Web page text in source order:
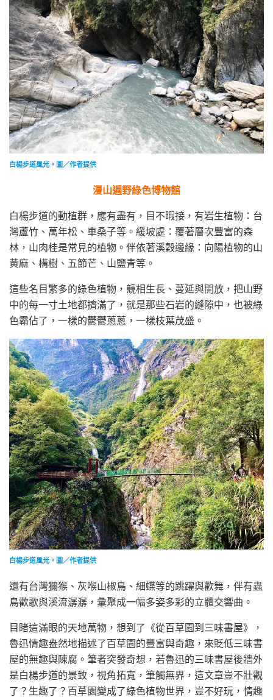
白楊步道風光。圖／作者提供
漫山遍野綠色博物館
白楊步道的動植群，應有盡有，目不暇接，有岩生植物：台
灣蘆竹、萬年松、車桑子等。緩坡處：覆著層次豐富的森
林，山肉桂是常見的植物。伴依著溪穀邊緣：向陽植物的山
黃麻、構樹、五節芒、山鹽青等。
這些名目繁多的綠色植物，競相生長、蔓延與開放，把山野
中的每一寸土地都擠滿了，就是那些石岩的縫隙中，也被綠
色霸佔了，一樣的鬱鬱蔥蔥，一樣枝葉茂盛。
白楊步道風光。圖／作者提供
還有台灣獮猴、灰喉山椒鳥、細蝶等的跳躍與歡舞，伴有蟲
鳥歡歌與溪流潺潺，彙聚成一幅多姿多彩的立體交響曲。
目睹這滿眼的天地萬物，想到了《從百草園到三味書屋》，
魯迅情趣盎然地描述了百草園的豐富與奇趣，來貶低三味書
屋的無趣與陳腐。筆者突發奇想，若魯迅的三味書屋後牆外
是白楊步道的景致，視角拓寬，筆觸無界，這文章豈不壯觀
了？生趣了？百草園變成了綠色植物世界，豈不好玩，情趣